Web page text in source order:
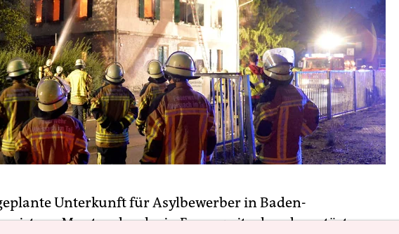
Unterkunft für Asylbewerber in Baden-
ist am Montag durch ein Feuer weitgehend zerstört